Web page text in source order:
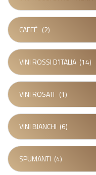
CAFFÈ (2)
VINI ROSSI D’ITALIA (14)
VINI ROSATI (1)
VINI BIANCHI (6)
SPUMANTI (4)